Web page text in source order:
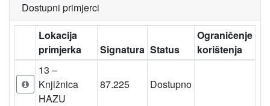
Dostupni primjerci
Lokacija
primjerka
Signatura Status
Ograničenje
korištenja
13 –
Knjižnica
HAZU
87.225 Dostupno